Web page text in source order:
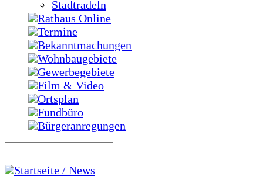
Stadtradeln
Rathaus Online
Termine
Bekanntmachungen
Wohnbaugebiete
Gewerbegebiete
Film & Video
Ortsplan
Fundbüro
Bürgeranregungen
Startseite / News